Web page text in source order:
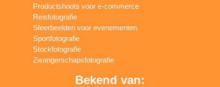
Productshoots voor e-commerce
Reisfotografie
Sfeerbeelden voor evenementen
Sportfotografie
Stockfotografie
Zwangerschapsfotografie
Bekend van: